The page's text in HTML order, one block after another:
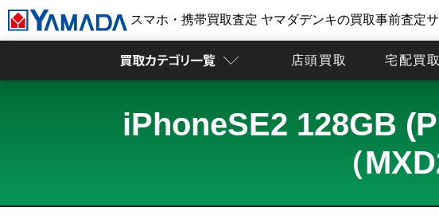
スマホ・携帯買取査定 ヤマダデンキの買取事前査定
店頭買取 宅配買取
iPhoneSE2 128GB
（